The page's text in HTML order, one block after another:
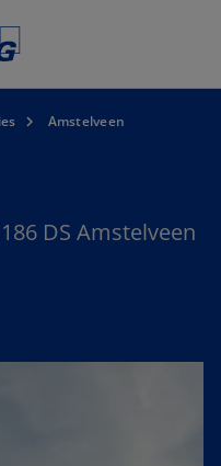
Amstelveen
DS Amstelveen